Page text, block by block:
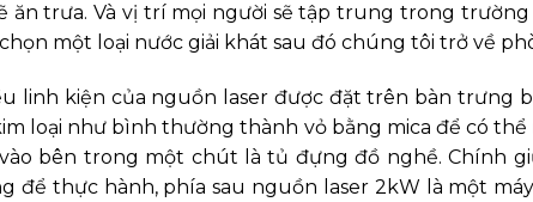
ăn trưa. Và vị trí mọi người sẽ tập trung trong
một loại nước giải khát sau đó chúng tôi trở về
linh kiện của nguồn laser được đặt trên bàn trưng
loại như bình thường thành vỏ bằng mica để có
bên trong một chút là tủ đựng đồ nghề. Chính
để thực hành, phía sau nguồn laser 2kW là một